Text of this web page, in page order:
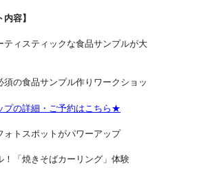
容】
ティスティックな食品サンプルが大
須の食品サンプル作りワークショッ
プの詳細・ご予約はこちら★
ォトスポットがパワーアップ
！「焼きそばカーリング」体験